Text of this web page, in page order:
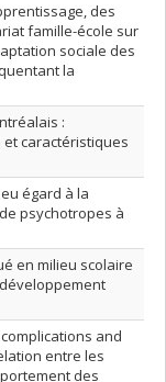
des
famille-école sur
sociale des
la
:
caractéristiques
égard à la
psychotropes à
en milieu scolaire
and
entre les
des